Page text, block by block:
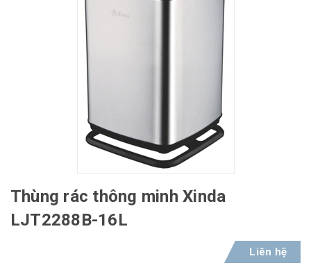
Thùng rác thông minh Xinda
LJT2288B-16L
Liên hệ